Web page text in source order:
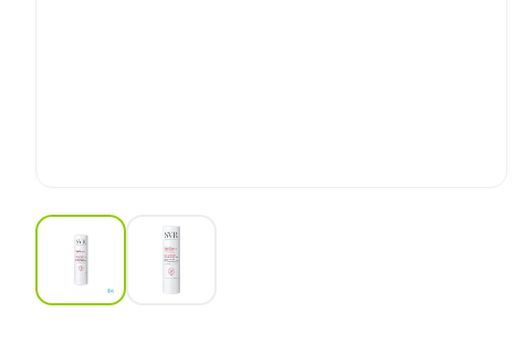
View larger imageView larger image